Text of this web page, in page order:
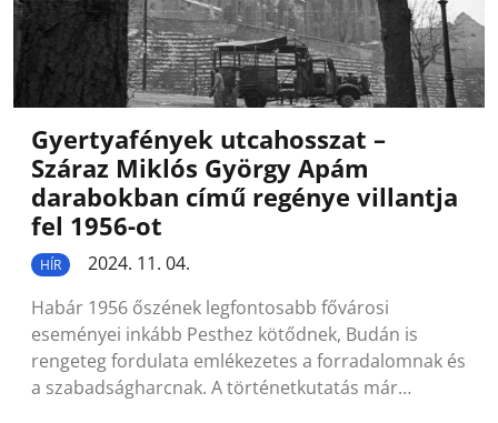
Gyertyafények utcahosszat –
Száraz Miklós György Apám
darabokban című regénye villantja
fel 1956-ot
HÍR
2024. 11. 04.
Habár 1956 őszének legfontosabb fővárosi
eseményei inkább Pesthez kötődnek, Budán is
rengeteg fordulata emlékezetes a forradalomnak és
a szabadságharcnak. A történetkutatás már…